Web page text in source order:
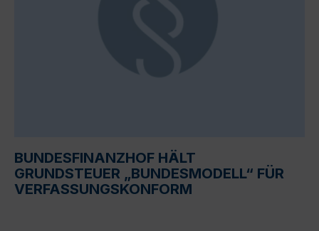
BUNDESFINANZHOF HÄLT
GRUNDSTEUER „BUNDESMODELL“ FÜR
VERFASSUNGSKONFORM